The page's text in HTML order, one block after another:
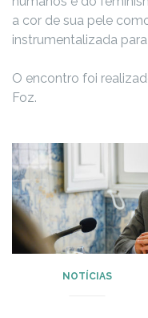
a cor de sua pele
instrumentalizada
O encontro foi
Foz.
NOTÍCIAS